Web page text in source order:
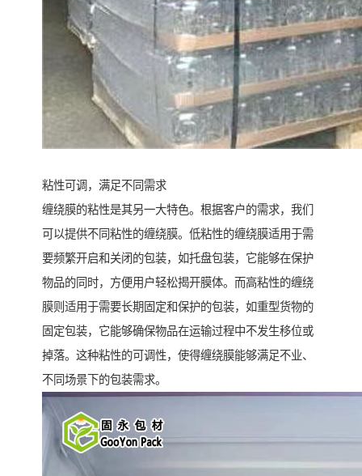
粘性可调，满足不同需求
缠绕膜的粘性是其另一大特色。根据客户的需求，我们
可以提供不同粘性的缠绕膜。低粘性的缠绕膜适用于需
要频繁开启和关闭的包装，如托盘包装，它能够在保护
物品的同时，方便用户轻松揭开膜体。而高粘性的缠绕
膜则适用于需要长期固定和保护的包装，如重型货物的
固定包装，它能够确保物品在运输过程中不发生移位或
掉落。这种粘性的可调性，使得缠绕膜能够满足不业、
不同场景下的包装需求。